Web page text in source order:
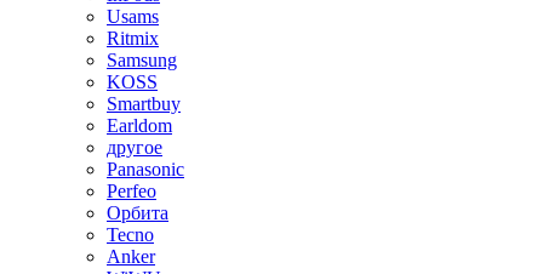
Usams
Ritmix
Samsung
KOSS
Smartbuy
Earldom
другое
Panasonic
Perfeo
Орбита
Tecno
Anker